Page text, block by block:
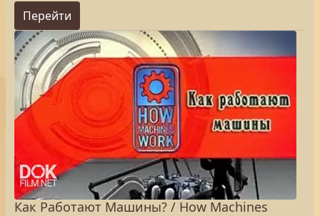
Перейти
Как Работают Машины? / How Machines